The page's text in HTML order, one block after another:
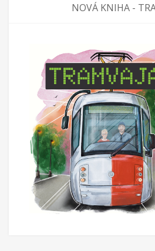
NOVÁ KNIHA -